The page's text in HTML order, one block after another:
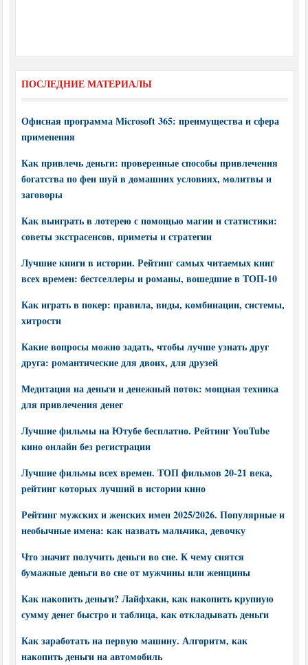
ПОСЛЕДНИЕ МАТЕРИАЛЫ
Офисная программа Microsoft 365: преимущества и сфера
применения
Как привлечь деньги: проверенные способы привлечения
богатства по фен шуй в домашних условиях, молитвы и
заговоры
Как выиграть в лотерею с помощью магии и статистики:
советы экстрасенсов, приметы и стратегии
Лучшие книги в истории. Рейтинг самых читаемых книг
всех времен: бестселлеры и романы, вошедшие в ТОП-10
Как играть в покер: правила, виды, комбинации, системы,
хитрости
Какие вопросы можно задать, чтобы лучше узнать друг
друга: романтические для двоих, для друзей
Медитация на деньги и денежный поток: мощная техника
для привлечения денег
Лучшие фильмы на Ютубе бесплатно. Рейтинг YouTube
кино онлайн без регистрации
Лучшие фильмы всех времен. ТОП фильмов 20-21 века,
рейтинг которых лучший в истории кино
Рейтинг мужских и женских имен 2025/2026. Популярные и
необычные имена: как назвать мальчика, девочку
Что значит получить деньги во сне. К чему снятся
бумажные деньги во сне от мужчины или женщины
Как накопить деньги? Лайфхаки, как накопить крупную
сумму денег быстро и таблица, как откладывать деньги
Как заработать на первую машину. Алгоритм, как
накопить деньги на автомобиль